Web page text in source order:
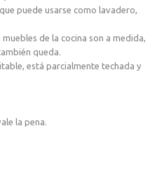
puede usarse como lavadero,
de la cocina son a medida,
queda.
está parcialmente techada y
la pena.